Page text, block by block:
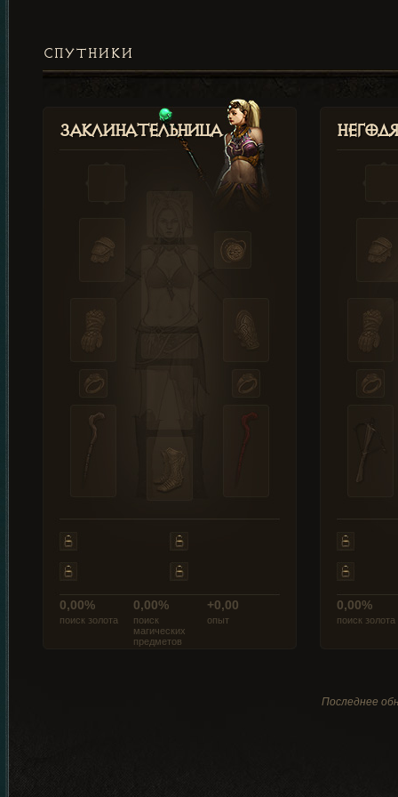
СПУТНИКИ
Заклинательница
0,00%
поиск золота
0,00%
поиск
магических
предметов
+0,00
опыт
0,00%
поиск золота
Последнее